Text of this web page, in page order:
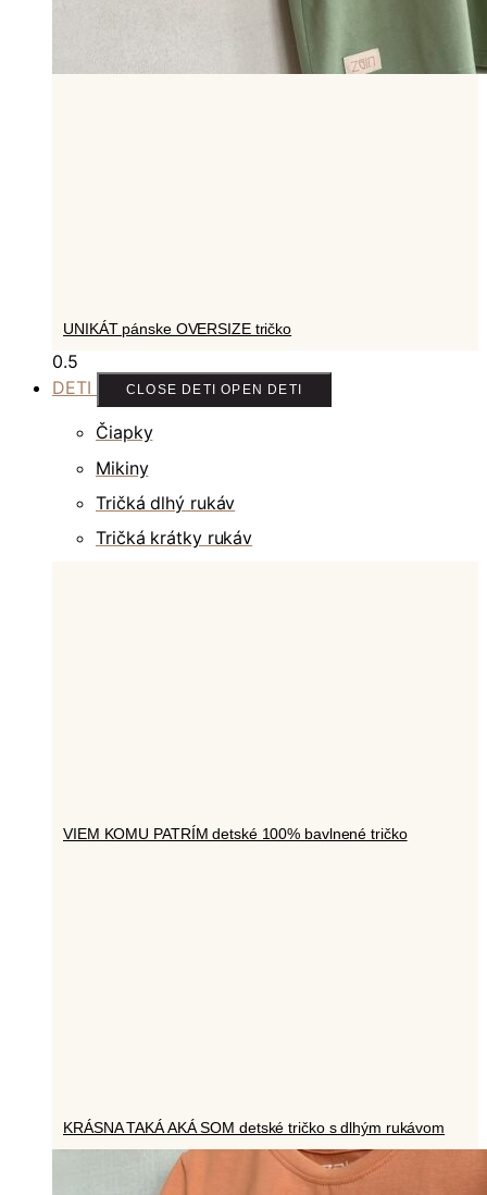
UNIKÁT pánske OVERSIZE tričko
DETI CLOSE DETI OPEN DETI
Čiapky
Mikiny
Tričká dlhý rukáv
Tričká krátky rukáv
VIEM KOMU PATRÍM detské 100% bavlnené tričko
KRÁSNA TAKÁ AKÁ SOM detské tričko s dlhým rukávom